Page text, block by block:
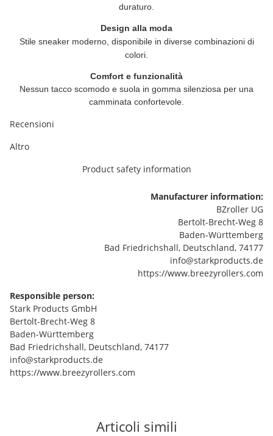
duraturo.
Design alla moda
Stile sneaker moderno, disponibile in diverse combinazioni di
colori.
Comfort e funzionalità
Nessun tacco scomodo e suola in gomma silenziosa per una
camminata confortevole.
Recensioni
Altro
Product safety information
Manufacturer information:
BZroller UG
Bertolt-Brecht-Weg 8
Baden-Württemberg
Bad Friedrichshall, Deutschland, 74177
info@starkproducts.de
https://www.breezyrollers.com
Responsible person:
Stark Products GmbH
Bertolt-Brecht-Weg 8
Baden-Württemberg
Bad Friedrichshall, Deutschland, 74177
info@starkproducts.de
https://www.breezyrollers.com
Articoli simili